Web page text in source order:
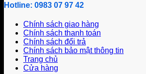
Hotline: 0983 07 97 42
Chính sách giao hàng
Chính sách thanh toán
Chính sách đổi trả
Chính sách bảo mật thông tin
Trang chủ
Cửa hàng